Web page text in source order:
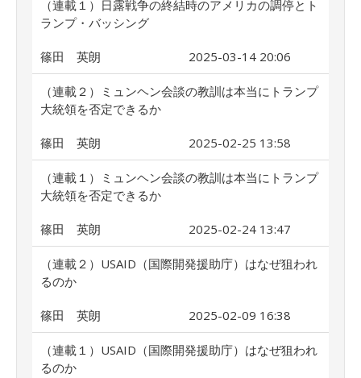
（連載１）日露戦争の終結時のアメリカの調停とト
ランプ・バッシング
篠田 英朗 2025-03-14 20:06
（連載２）ミュンヘン会談の教訓は本当にトランプ
大統領を否定できるか
篠田 英朗 2025-02-25 13:58
（連載１）ミュンヘン会談の教訓は本当にトランプ
大統領を否定できるか
篠田 英朗 2025-02-24 13:47
（連載２）USAID（国際開発援助庁）はなぜ狙われ
るのか
篠田 英朗 2025-02-09 16:38
（連載１）USAID（国際開発援助庁）はなぜ狙われ
るのか